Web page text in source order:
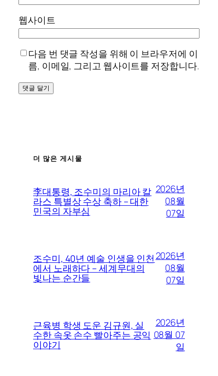
웹사이트
다음 번 댓글 작성을 위해 이 브라우저에 이
름, 이메일, 그리고 웹사이트를 저장합니다.
더 많은 게시물
李대통령, 조수미의 마리아 칼
라스 특별상 수상 축하 – 대한
민국의 자부심
2026년
08월
07일
조수미, 40년 예술 인생을 인천
에서 노래하다 – 세계무대의
빛나는 순간들
2026년
08월
07일
근육병 학생 도운 김규원, 실
수한 속옷 손수 빨아주는 공익
이야기
2026년
08월 07
일